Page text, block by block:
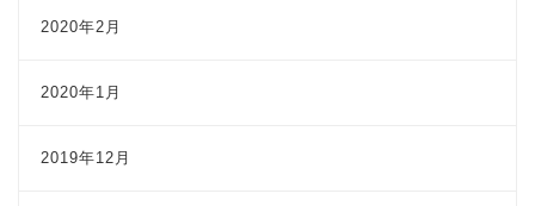
2020年2月
2020年1月
2019年12月